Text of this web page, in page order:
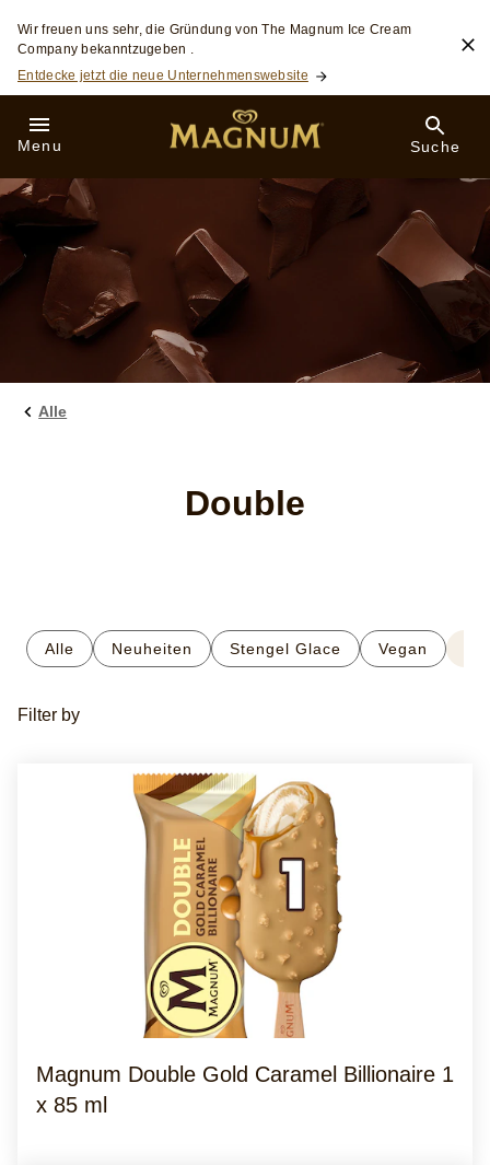
Skip to:
Wir freuen uns sehr, die Gründung von The Magnum Ice Cream
Company bekanntzugeben .
Entdecke jetzt die neue Unternehmenswebsite
Menu Suche
Alle
Double
Alle Neuheiten Stengel Glace Vegan
Filter by
Magnum Double Gold Caramel Billionaire 1
x 85 ml